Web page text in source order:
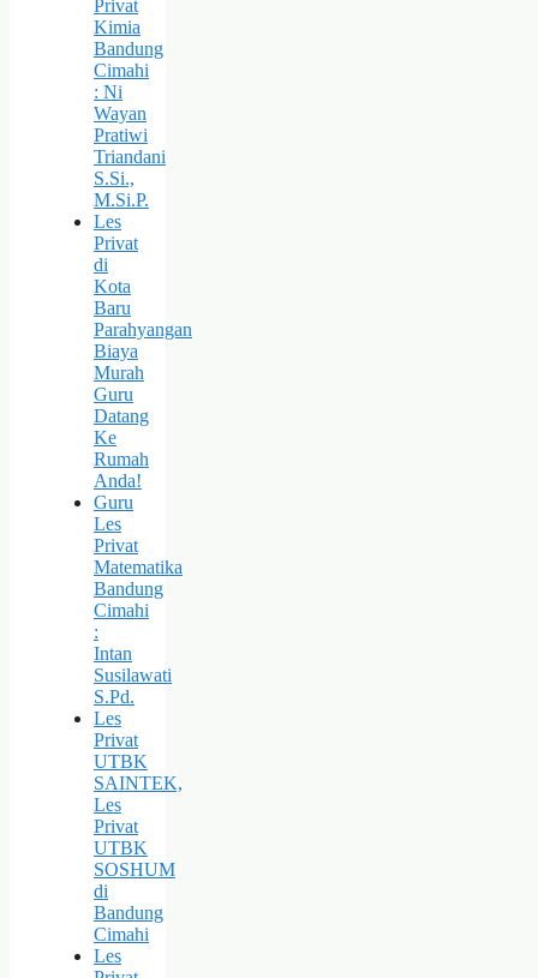
Privat
Kimia
Bandung
Cimahi
: Ni
Wayan
Pratiwi
Triandani
S.Si.,
M.Si.P.
Les
Privat
di
Kota
Baru
Parahyangan
Biaya
Murah
Guru
Datang
Ke
Rumah
Anda!
Guru
Les
Privat
Matematika
Bandung
Cimahi
:
Intan
Susilawati
S.Pd.
Les
Privat
UTBK
SAINTEK,
Les
Privat
UTBK
SOSHUM
di
Bandung
Cimahi
Les